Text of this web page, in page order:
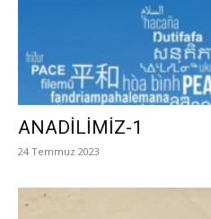
ANADİLİMİZ-1
24 Temmuz 2023